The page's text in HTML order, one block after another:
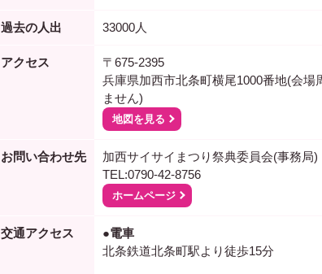
過去の人出 33000人
アクセス
〒675-2395
兵庫県加西市北条町横尾1000番地(会場
ません)
地図を見る
お問い合わせ先
加西サイサイまつり祭典委員会(事務局)
TEL:0790-42-8756
ホームページ
交通アクセス
●電車
北条鉄道北条町駅より徒歩15分